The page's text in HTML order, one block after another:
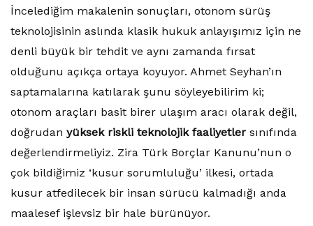
İncelediğim makalenin sonuçları, otonom sürüş
teknolojisinin aslında klasik hukuk anlayışımız için ne
denli büyük bir tehdit ve aynı zamanda fırsat
olduğunu açıkça ortaya koyuyor. Ahmet Seyhan’ın
saptamalarına katılarak şunu söyleyebilirim ki;
otonom araçları basit birer ulaşım aracı olarak değil,
doğrudan yüksek riskli teknolojik faaliyetler sınıfında
değerlendirmeliyiz. Zira Türk Borçlar Kanunu’nun o
çok bildiğimiz ‘kusur sorumluluğu’ ilkesi, ortada
kusur atfedilecek bir insan sürücü kalmadığı anda
maalesef işlevsiz bir hale bürünüyor.